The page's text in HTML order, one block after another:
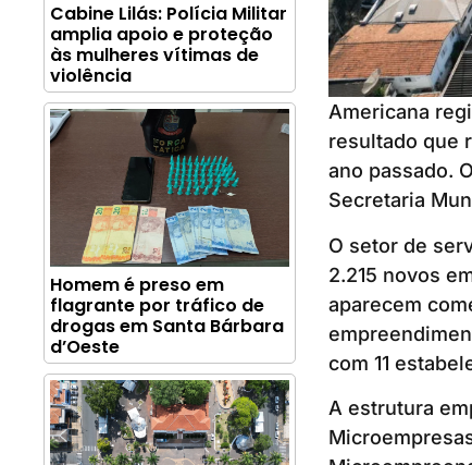
Cabine Lilás: Polícia Militar
amplia apoio e proteção
às mulheres vítimas de
violência
Homem é preso em
flagrante por tráfico de
drogas em Santa Bárbara
d’Oeste
Americana
resultado que
ano passado.
Secretaria
O setor de
2.215 novos
aparecem
com 11
A estrutura